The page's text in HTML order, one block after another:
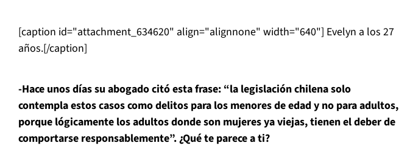
[caption id="attachment_634620" align="alignnone" width="640"] Evelyn a los 27
años.[/caption]
-Hace unos días su abogado citó esta frase: “la legislación chilena solo
contempla estos casos como delitos para los menores de edad y no para adultos,
porque lógicamente los adultos donde son mujeres ya viejas, tienen el deber de
comportarse responsablemente”. ¿Qué te parece a ti?